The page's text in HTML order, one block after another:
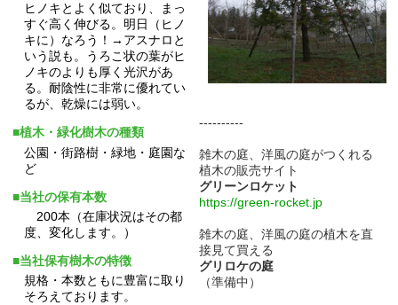
ヒノキとよく似ており、まっ
すぐ高く伸びる。明日（ヒノ
キに）なろう！→アスナロと
いう説も。うろこ状の葉がヒ
ノキのよりも厚く光沢があ
る。耐陰性に非常に優れてい
るが、乾燥には弱い。
■植木・緑化樹木の種類
公園・街路樹・緑地・庭園な
ど
■当社の保有本数
200本（在庫状況はその都
度、変化します。）
■当社保有樹木の特徴
規格・本数ともに豊富に取り
そろえております。
----------
雑木の庭、洋風の庭がつくれる
植木の販売サイト
グリーンロケット
https://green-rocket.jp
雑木の庭、洋風の庭の植木を直
接見て買える
グリロケの庭
（準備中）